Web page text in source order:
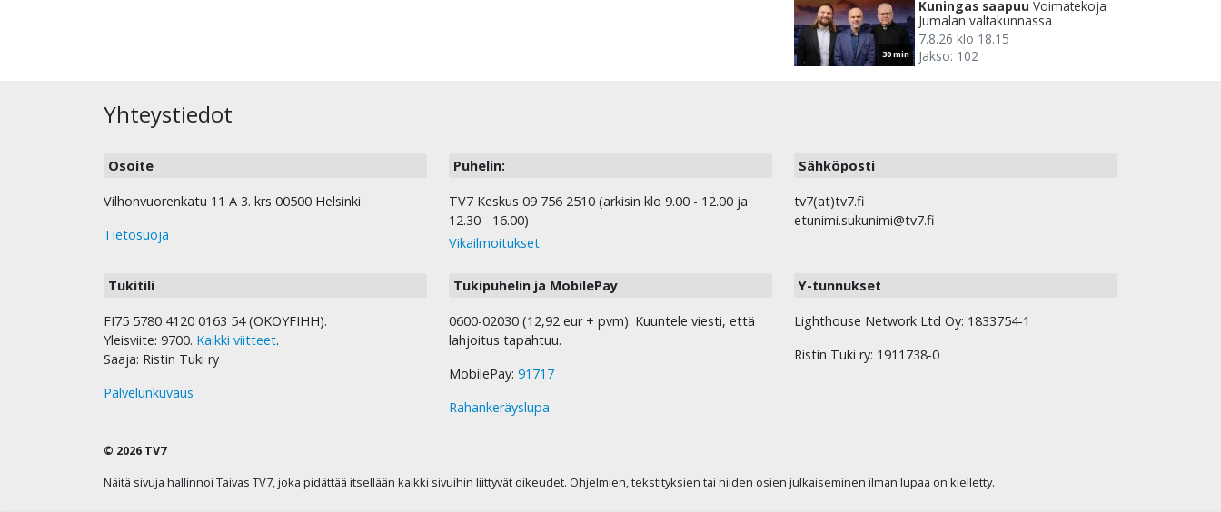
30 min
Kuningas saapuu Voimatekoja
Jumalan valtakunnassa
7.8.26 klo 18.15
Jakso: 102
Yhteystiedot
Osoite
Vilhonvuorenkatu 11 A 3. krs 00500 Helsinki
Tietosuoja
Puhelin:
TV7 Keskus 09 756 2510 (arkisin klo 9.00 - 12.00 ja
12.30 - 16.00)
Vikailmoitukset
Sähköposti
tv7(at)tv7.fi
etunimi.sukunimi@tv7.fi
Tukitili
FI75 5780 4120 0163 54 (OKOYFIHH).
Yleisviite: 9700. Kaikki viitteet.
Saaja: Ristin Tuki ry
Palvelunkuvaus
Tukipuhelin ja MobilePay
0600-02030 (12,92 eur + pvm). Kuuntele viesti, että
lahjoitus tapahtuu.
MobilePay: 91717
Rahankeräyslupa
Y-tunnukset
Lighthouse Network Ltd Oy: 1833754-1
Ristin Tuki ry: 1911738-0
© 2026 TV7
Näitä sivuja hallinnoi Taivas TV7, joka pidättää itsellään kaikki sivuihin liittyvät oikeudet. Ohjelmien, tekstityksien tai niiden osien julkaiseminen ilman lupaa on kielletty.